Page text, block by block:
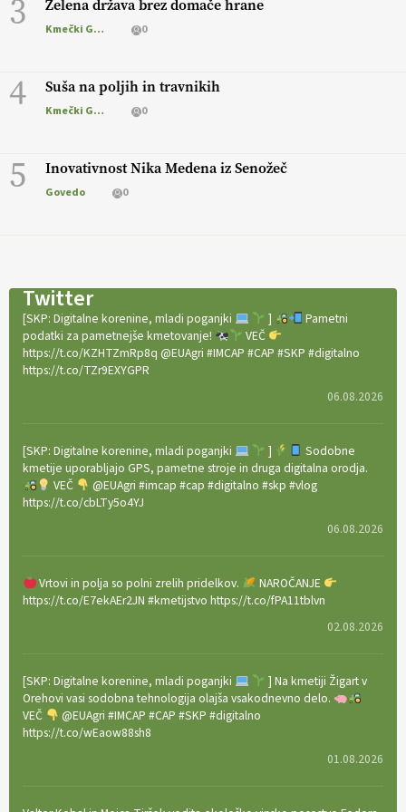
3 Zelena država brez domače hrane
Kmečki Glas 0
4 Suša na poljih in travnikih
Kmečki Glas 0
5 Inovativnost Nika Medena iz Senožeč
Govedo 0
Twitter
[SKP: Digitalne korenine, mladi poganjki ]
Pametni
podatki za pametnejše kmetovanje!
VEČ
https://t.co/KZHTZmRp8q @EUAgri #IMCAP #CAP #SKP #digitalno
https://t.co/TZr9EXYGPR
06.08.2026
[SKP: Digitalne korenine, mladi poganjki ]
Sodobne
kmetije uporabljajo GPS, pametne stroje in druga digitalna orodja.
VEČ
@EUAgri #imcap #cap #digitalno #skp #vlog
https://t.co/cbLTy5o4YJ
06.08.2026
Vrtovi in polja so polni zrelih pridelkov.
NAROČANJE
https://t.co/E7ekAEr2JN #kmetijstvo https://t.co/fPA11tblvn
02.08.2026
[SKP: Digitalne korenine, mladi poganjki
] Na kmetiji Žigart v
Orehovi vasi sodobna tehnologija olajša vsakodnevno delo.
VEČ
@EUAgri #IMCAP #CAP #SKP #digitalno
https://t.co/wEaow88sh8
01.08.2026